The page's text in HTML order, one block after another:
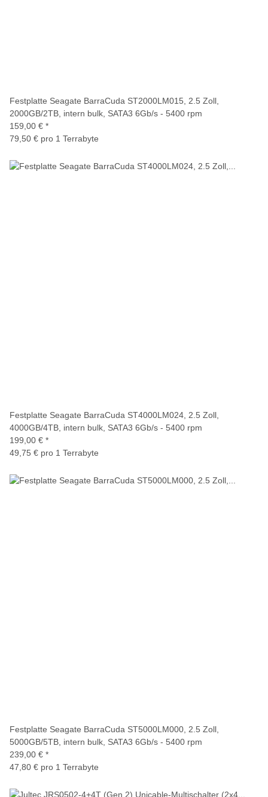
Festplatte Seagate BarraCuda ST2000LM015, 2.5 Zoll,
2000GB/2TB, intern bulk, SATA3 6Gb/s - 5400 rpm
159,00 € *
79,50 € pro 1 Terrabyte
Festplatte Seagate BarraCuda ST4000LM024, 2.5 Zoll,
4000GB/4TB, intern bulk, SATA3 6Gb/s - 5400 rpm
199,00 € *
49,75 € pro 1 Terrabyte
Festplatte Seagate BarraCuda ST5000LM000, 2.5 Zoll,
5000GB/5TB, intern bulk, SATA3 6Gb/s - 5400 rpm
239,00 € *
47,80 € pro 1 Terrabyte